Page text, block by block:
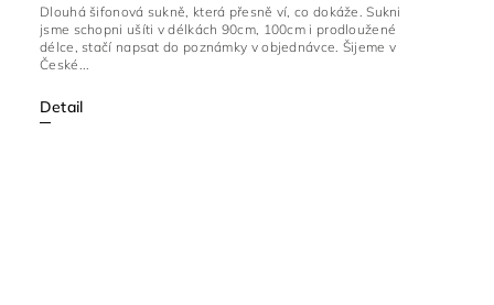
Detail
Dlouhá šifonová sukně, která přesně ví, co dokáže. Sukni
jsme schopni ušíti v délkách 90cm, 100cm i prodloužené
délce, stačí napsat do poznámky v objednávce. Šijeme v
České...